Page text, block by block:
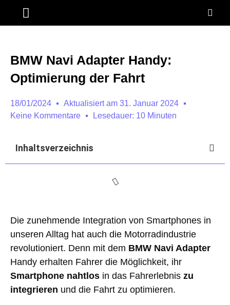
BMW Navi Adapter Handy:
Optimierung der Fahrt
18/01/2024
Aktualisiert am 31. Januar 2024
Keine Kommentare
Lesedauer: 10 Minuten
Inhaltsverzeichnis
Die zunehmende Integration von Smartphones in
unseren Alltag hat auch die Motorradindustrie
revolutioniert. Denn mit dem BMW Navi Adapter
Handy erhalten Fahrer die Möglichkeit, ihr
Smartphone nahtlos in das Fahrerlebnis zu
integrieren und die Fahrt zu optimieren.